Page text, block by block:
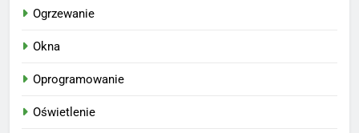
Ogrzewanie
Okna
Oprogramowanie
Oświetlenie